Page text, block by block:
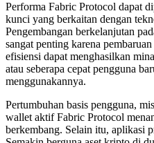
Performa Fabric Protocol dapat
kunci yang berkaitan dengan
Pengembangan berkelanjutan
sangat penting karena
efisiensi dapat menghasilkan
atau seberapa cepat pengguna
menggunakannya.
Pertumbuhan basis pengguna,
wallet aktif Fabric Protocol
berkembang. Selain itu, aplikasi